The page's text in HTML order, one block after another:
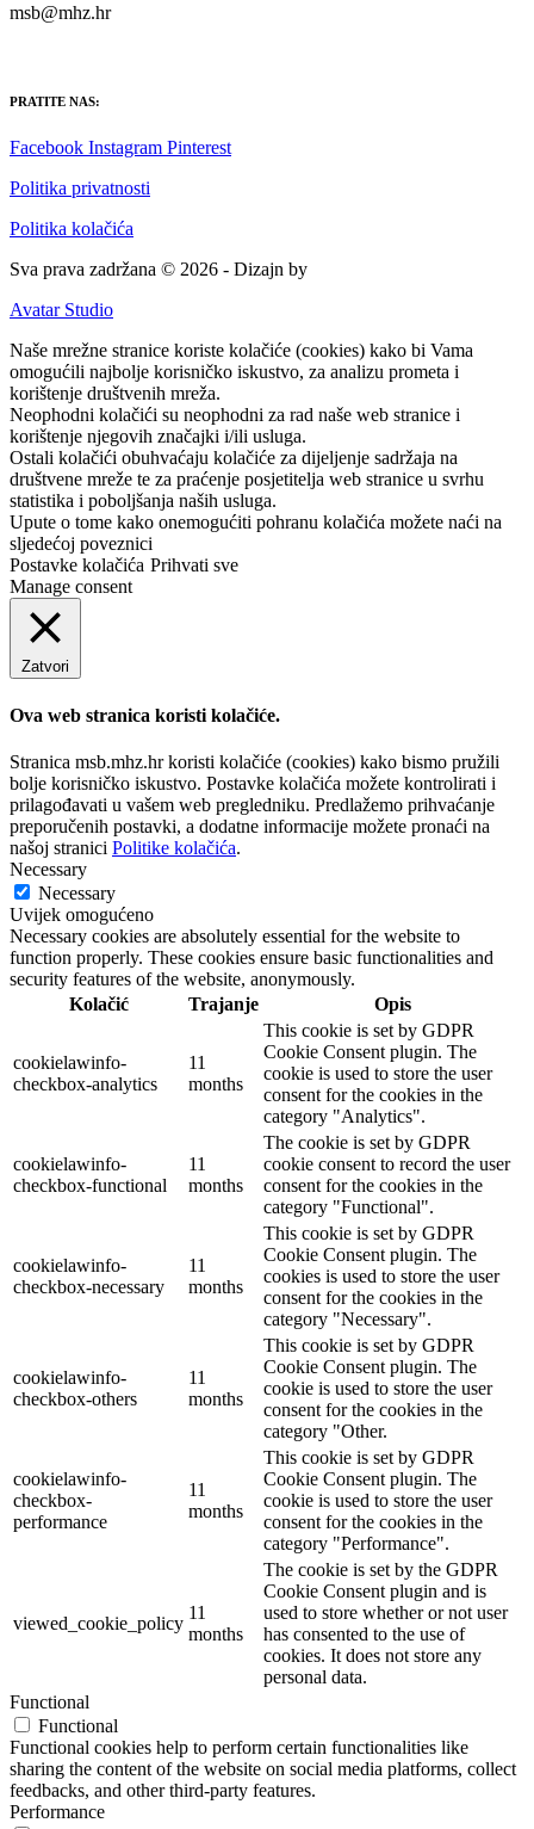
msb@mhz.hr
PRATITE NAS:
Facebook Instagram Pinterest
Politika privatnosti
Politika kolačića
Sva prava zadržana © 2026 - Dizajn by
Avatar Studio
Naše mrežne stranice koriste kolačiće (cookies) kako bi Vama
omogućili najbolje korisničko iskustvo, za analizu prometa i
korištenje društvenih mreža.
Neophodni kolačići su neophodni za rad naše web stranice i
korištenje njegovih značajki i/ili usluga.
Ostali kolačići obuhvaćaju kolačiće za dijeljenje sadržaja na
društvene mreže te za praćenje posjetitelja web stranice u svrhu
statistika i poboljšanja naših usluga.
Upute o tome kako onemogućiti pohranu kolačića možete naći na
sljedećoj poveznici
Postavke kolačića Prihvati sve
Manage consent
Zatvori
Ova web stranica koristi kolačiće.
Stranica msb.mhz.hr koristi kolačiće (cookies) kako bismo pružili
bolje korisničko iskustvo. Postavke kolačića možete kontrolirati i
prilagođavati u vašem web pregledniku. Predlažemo prihvaćanje
preporučenih postavki, a dodatne informacije možete pronaći na
našoj stranici Politike kolačića.
Necessary
Necessary
Uvijek omogućeno
Necessary cookies are absolutely essential for the website to
function properly. These cookies ensure basic functionalities and
security features of the website, anonymously.
Kolačić
Trajanje Opis
cookielawinfo-
checkbox-analytics
11
months
This cookie is set by GDPR
Cookie Consent plugin. The
cookie is used to store the user
consent for the cookies in the
category "Analytics".
cookielawinfo-
checkbox-functional
11
months
The cookie is set by GDPR
cookie consent to record the user
consent for the cookies in the
category "Functional".
cookielawinfo-
checkbox-necessary
11
months
This cookie is set by GDPR
Cookie Consent plugin. The
cookies is used to store the user
consent for the cookies in the
category "Necessary".
cookielawinfo-
checkbox-others
11
months
This cookie is set by GDPR
Cookie Consent plugin. The
cookie is used to store the user
consent for the cookies in the
category "Other.
cookielawinfo-
checkbox-
performance
11
months
This cookie is set by GDPR
Cookie Consent plugin. The
cookie is used to store the user
consent for the cookies in the
category "Performance".
viewed_cookie_policy
11
months
The cookie is set by the GDPR
Cookie Consent plugin and is
used to store whether or not user
has consented to the use of
cookies. It does not store any
personal data.
Functional
Functional
Functional cookies help to perform certain functionalities like
sharing the content of the website on social media platforms, collect
feedbacks, and other third-party features.
Performance